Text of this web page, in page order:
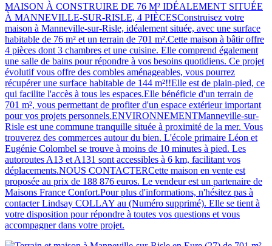
MAISON À CONSTRUIRE DE 76 M² IDÉALEMENT SITUÉE
À MANNEVILLE-SUR-RISLE, 4 PIÈCESConstruisez votre
maison à Manneville-sur-Risle, idéalement située, avec une surface
habitable de 76 m² et un terrain de 701 m².Cette maison à bâtir offre
4 pièces dont 3 chambres et une cuisine. Elle comprend également
une salle de bains pour répondre à vos besoins quotidiens. Ce projet
évolutif vous offre des combles aménageables, vous pourrez
récupérer une surface habitable de 144 m²!!Elle est de plain-pied, ce
qui facilite l'accès à tous les espaces.Elle bénéficie d'un terrain de
701 m², vous permettant de profiter d'un espace extérieur important
pour vos projets personnels.ENVIRONNEMENTManneville-sur-
Risle est une commune tranquille située à proximité de la mer. Vous
trouverez des commerces autour du bien. L'école primaire Léon et
Eugénie Colombel se trouve à moins de 10 minutes à pied. Les
autoroutes A13 et A131 sont accessibles à 6 km, facilitant vos
déplacements.NOUS CONTACTERCette maison en vente est
proposée au prix de 188 876 euros. Le vendeur est un partenaire de
Maisons France Confort.Pour plus d'informations, n'hésitez pas à
contacter Lindsay COLLAY au (Numéro supprimé). Elle se tient à
votre disposition pour répondre à toutes vos questions et vous
accompagner dans votre projet.